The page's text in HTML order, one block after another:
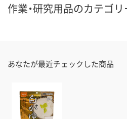
作業・研究用品のカテゴリ
あなたが最近チェックした商品